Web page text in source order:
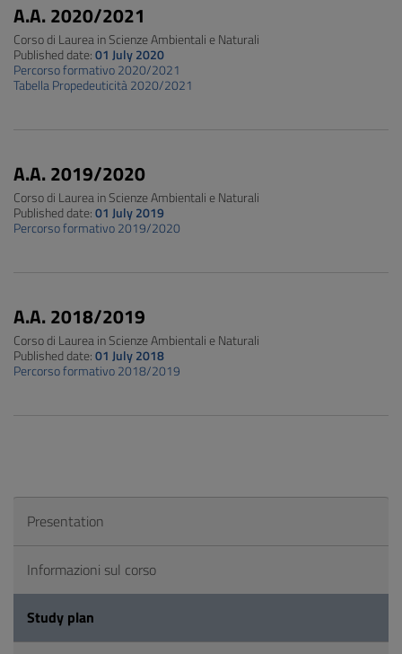
A.A. 2020/2021
Corso di Laurea in Scienze Ambientali e Naturali
Published date:01 July 2020
Percorso formativo 2020/2021
Tabella Propedeuticità 2020/2021
A.A. 2019/2020
Corso di Laurea in Scienze Ambientali e Naturali
Published date:01 July 2019
Percorso formativo 2019/2020
A.A. 2018/2019
Corso di Laurea in Scienze Ambientali e Naturali
Published date:01 July 2018
Percorso formativo 2018/2019
Presentation
Informazioni sul corso
Study plan